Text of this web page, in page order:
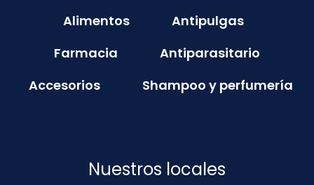
Alimentos
Antipulgas
Farmacia
Antiparasitario
Accesorios
Shampoo y perfumería
Nuestros locales